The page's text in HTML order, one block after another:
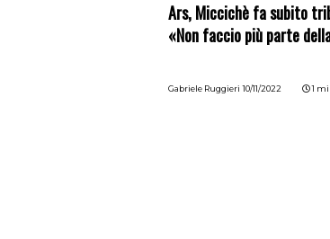
Ars, Miccichè fa subito
«Non faccio più parte
Gabriele Ruggieri 10/11/2022 1